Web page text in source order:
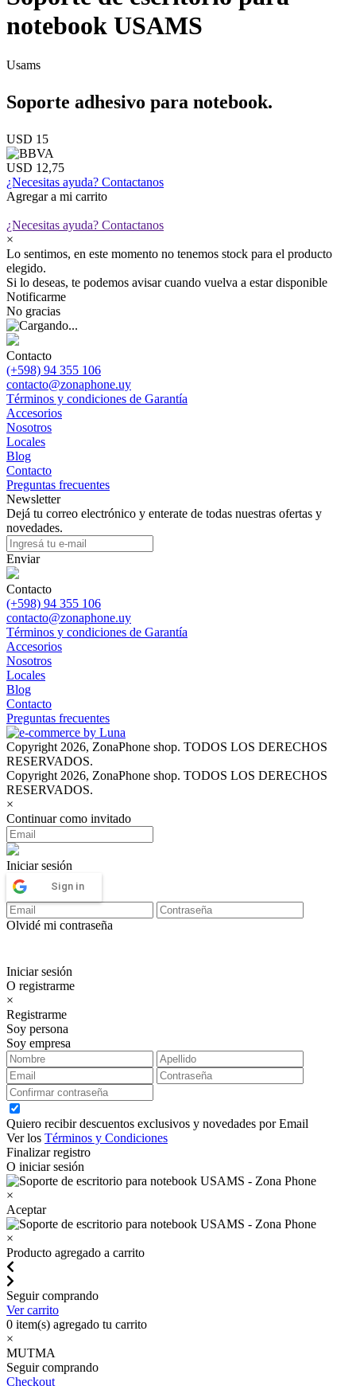
notebook USAMS
Usams
Soporte adhesivo para notebook.
USD 15
USD 12,75
¿Necesitas ayuda? Contactanos
Agregar a mi carrito
¿Necesitas ayuda? Contactanos
×
Lo sentimos, en este momento no tenemos stock para el producto
elegido.
Si lo deseas, te podemos avisar cuando vuelva a estar disponible
Notificarme
No gracias
Contacto
(+598) 94 355 106
contacto@zonaphone.uy
Términos y condiciones de Garantía
Accesorios
Nosotros
Locales
Blog
Contacto
Preguntas frecuentes
Newsletter
Dejá tu correo electrónico y enterate de todas nuestras ofertas y
novedades.
Enviar
Contacto
(+598) 94 355 106
contacto@zonaphone.uy
Términos y condiciones de Garantía
Accesorios
Nosotros
Locales
Blog
Contacto
Preguntas frecuentes
Copyright 2026, ZonaPhone shop. TODOS LOS DERECHOS
RESERVADOS.
Copyright 2026, ZonaPhone shop. TODOS LOS DERECHOS
RESERVADOS.
×
Continuar como invitado
Iniciar sesión
Sign in
Olvidé mi contraseña
Iniciar sesión
O registrarme
×
Registrarme
Soy persona
Soy empresa
Quiero recibir descuentos exclusivos y novedades por Email
Ver los Términos y Condiciones
Finalizar registro
O iniciar sesión
×
Aceptar
×
Producto agregado a carrito
Seguir comprando
Ver carrito
0 item(s) agregado tu carrito
×
MUTMA
Seguir comprando
Checkout